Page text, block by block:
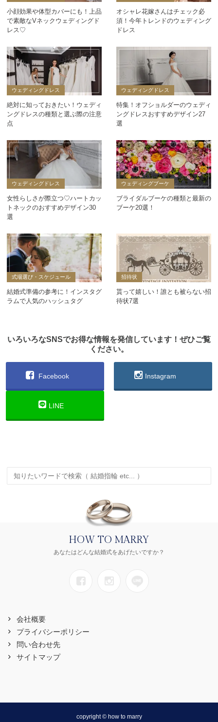
小顔効果や体型カバーにも！上品
で素敵なVネックウェディングド
レス♡
オシャレ花嫁さんはチェック必
須！今年トレンドのウェディング
ドレス
ウェディングドレス
絶対に知っておきたい！ウェディ
ングドレスの種類と選ぶ際の注意
点
ウェディングドレス
特集！オフショルダーのウェディ
ングドレスおすすめデザイン27
選
ウェディングドレス
女性らしさが際立つ♡ハートカッ
トネックのおすすめデザイン30
選
ウェディングブーケ
ブライダルブーケの種類と最新の
ブーケ20選！
式場選び・スケジュール
結婚式準備の参考に！インスタグ
ラムで人気のハッシュタグ
招待状
貰って嬉しい！誰とも被らない招
待状7選
いろいろなSNSでお得な情報を発信しています！ぜひご覧
ください。
Facebook Instagram
LINE
HOW TO MARRY
あなたはどんな結婚式をあげたいですか？
会社概要
プライバシーポリシー
問い合わせ先
サイトマップ
copyright © how to marry